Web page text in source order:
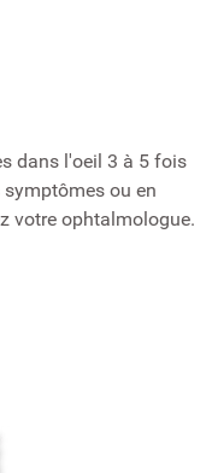
dans l'oeil 3 à 5 fois
ou en
votre ophtalmologue.